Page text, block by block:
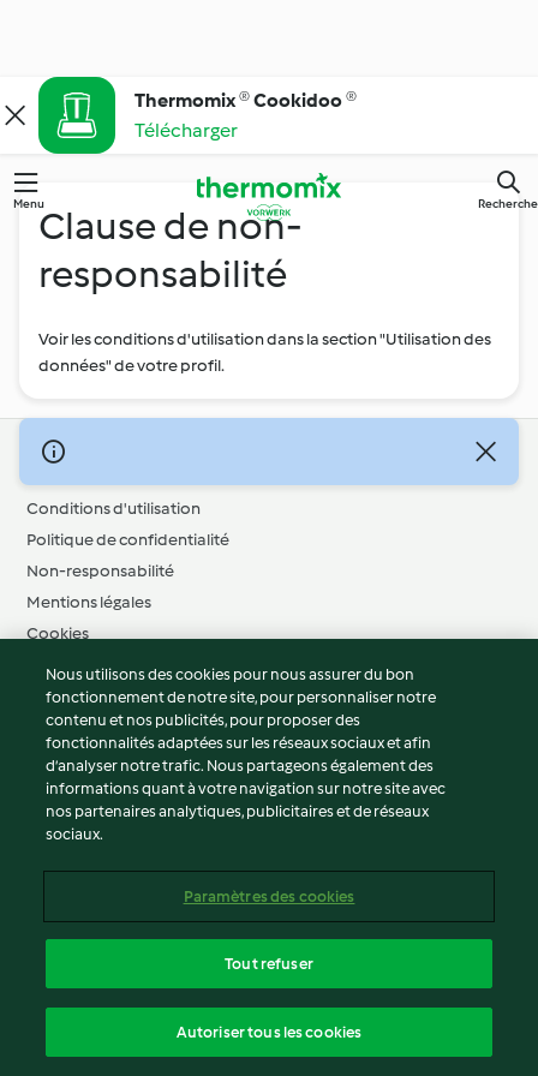
Thermomix ® Cookidoo ®
Télécharger
Menu Recherche
Clause de non-
responsabilité
Voir les conditions d'utilisation dans la section "Utilisation des
données" de votre profil.
© Copyright 2026
Conditions d'utilisation
Politique de confidentialité
Non-responsabilité
Mentions légales
Cookies
Contenu du rapport
français
Nous utilisons des cookies pour nous assurer du bon
fonctionnement de notre site, pour personnaliser notre
contenu et nos publicités, pour proposer des
fonctionnalités adaptées sur les réseaux sociaux et afin
d’analyser notre trafic. Nous partageons également des
informations quant à votre navigation sur notre site avec
nos partenaires analytiques, publicitaires et de réseaux
sociaux.
Paramètres des cookies
Tout refuser
Autoriser tous les cookies